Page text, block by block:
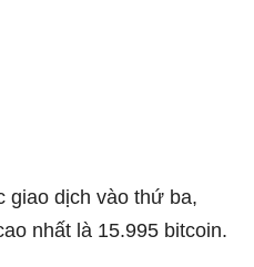
dịch vào thứ ba,
nhất là 15.995 bitcoin.